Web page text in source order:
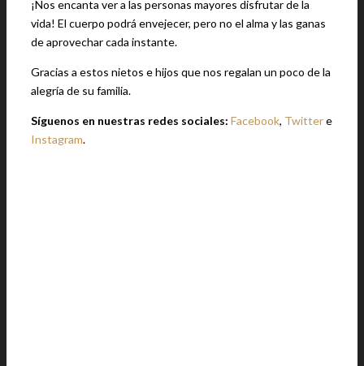
¡Nos encanta ver a las personas mayores disfrutar de la
vida! El cuerpo podrá envejecer, pero no el alma y las ganas
de aprovechar cada instante.
Gracias a estos nietos e hijos que nos regalan un poco de la
alegría de su familia.
Síguenos en nuestras redes sociales: Facebook, Twittere
Instagram.